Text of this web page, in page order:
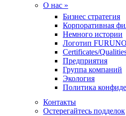
О нас »
Бизнес стратегия
Корпоративная
Немного истории
Логотип FURUNO
Certificates/
Предприятия
Группа компаний
Экология
Политика
Контакты
Остерегайтесь подделок